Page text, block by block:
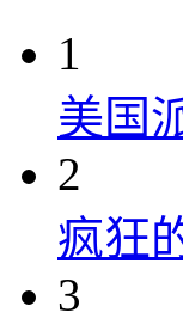
1
美国
2
疯狂
3